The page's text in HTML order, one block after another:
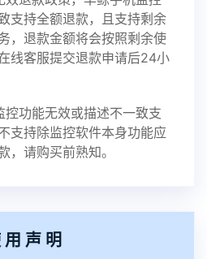
支持全额退款，且支持剩余
，退款金额将会按照剩余使
线客服提交退款申请后24小
控功能无效或描述不一致支
支持除监控软件本身功能应
，请购买前熟知。
声明